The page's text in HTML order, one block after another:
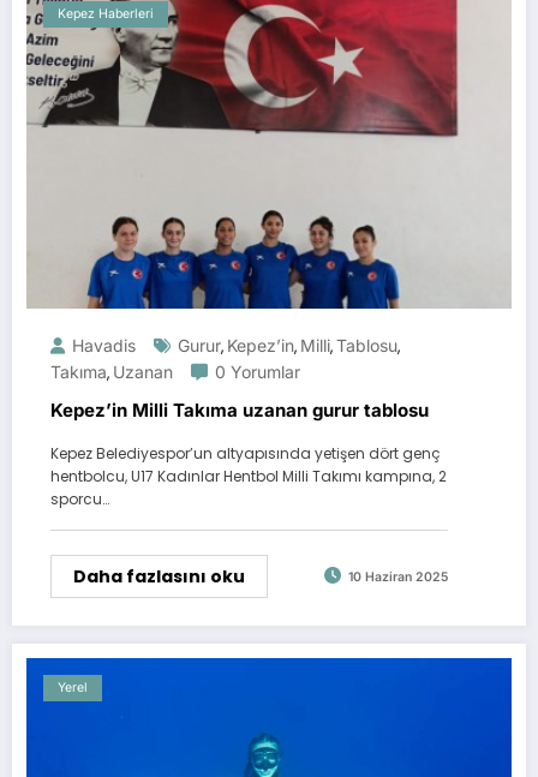
Kepez Haberleri
Havadis Gurur, Kepez’in, Milli,Tablosu,
Takıma, Uzanan 0 Yorumlar
Kepez’in Milli Takıma uzanan gurur tablosu
Kepez Belediyespor’un altyapısında yetişen dört genç
hentbolcu, U17 Kadınlar Hentbol Milli Takımı kampına, 2
sporcu…
Daha fazlasını oku 10 Haziran 2025
Yerel